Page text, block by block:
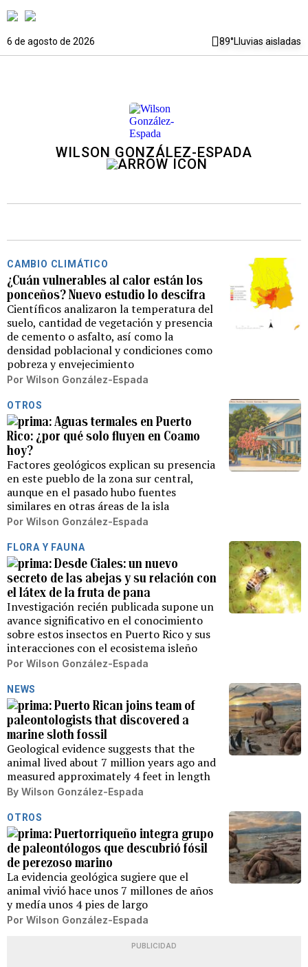
6 de agosto de 2026 89°Lluvias aisladas
WILSON GONZÁLEZ-ESPADA
CAMBIO CLIMÁTICO
¿Cuán vulnerables al calor están los
ponceños? Nuevo estudio lo descifra
Científicos analizaron la temperatura del
suelo, cantidad de vegetación y presencia
de cemento o asfalto, así como la
densidad poblacional y condiciones como
pobreza y envejecimiento
Por Wilson González-Espada
OTROS
Aguas termales en Puerto
Rico: ¿por qué solo fluyen en Coamo
hoy?
Factores geológicos explican su presencia
en este pueblo de la zona sur central,
aunque en el pasado hubo fuentes
similares en otras áreas de la isla
Por Wilson González-Espada
FLORA Y FAUNA
Desde Ciales: un nuevo
secreto de las abejas y su relación con
el látex de la fruta de pana
Investigación recién publicada supone un
avance significativo en el conocimiento
sobre estos insectos en Puerto Rico y sus
interacciones con el ecosistema isleño
Por Wilson González-Espada
NEWS
Puerto Rican joins team of
paleontologists that discovered a
marine sloth fossil
Geological evidence suggests that the
animal lived about 7 million years ago and
measured approximately 4 feet in length
By Wilson González-Espada
OTROS
Puertorriqueño integra grupo
de paleontólogos que descubrió fósil
de perezoso marino
La evidencia geológica sugiere que el
animal vivió hace unos 7 millones de años
y medía unos 4 pies de largo
Por Wilson González-Espada
PUBLICIDAD